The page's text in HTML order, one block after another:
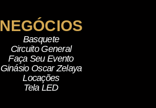
NEGÓCIOS
Basquete
Circuito General
Faça Seu Evento
Ginásio Oscar Zelaya
Locações
Tela LED